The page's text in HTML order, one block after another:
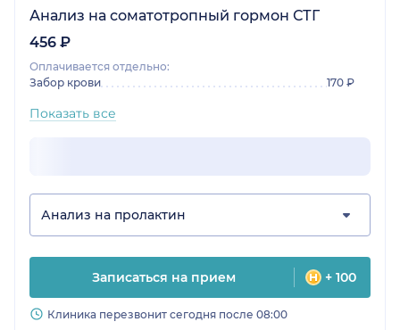
Анализ на соматотропный гормон СТГ
456 ₽
Оплачивается отдельно:
Забор крови
170 ₽
Показать все
Анализ на пролактин
Записаться на прием + 100
Клиника перезвонит сегодня после 08:00